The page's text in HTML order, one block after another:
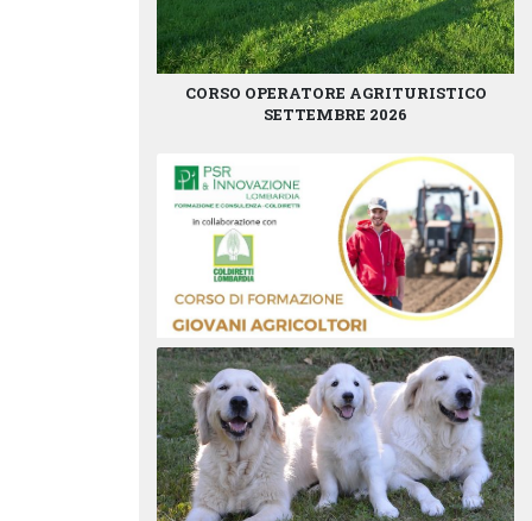
CORSO OPERATORE AGRITURISTICO
SETTEMBRE 2026